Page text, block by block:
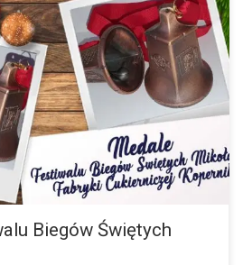
piękne medale Festiwalu Biegów Świętych
Kopernik, które otrzyma kązdy kto
to piękne metalowe…
Biegów Świętych